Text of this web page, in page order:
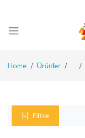
Home Ürünler ...
Filtre